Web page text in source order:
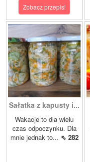
Zobacz przepis!
Sałatka z kapusty i...
Wakacje to dla wielu
czas odpoczynku. Dla
mnie jednak to... ⇖ 282